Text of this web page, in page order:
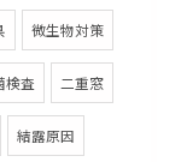
微生物対策
検査 二重窓
結露原因